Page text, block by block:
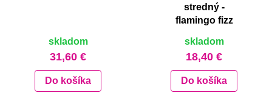
skladom
31,60 €
Do košíka
stredný -
flamingo fizz
skladom
18,40 €
Do košíka